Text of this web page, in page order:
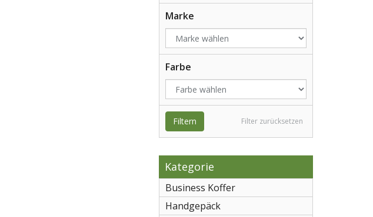
Marke
Farbe
Filter zurücksetzen
Filtern
Kategorie
Business Koffer
Handgepäck